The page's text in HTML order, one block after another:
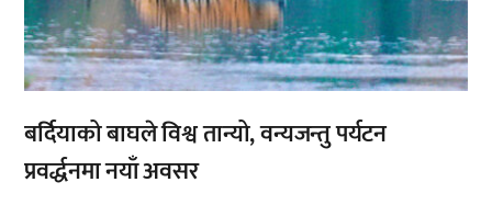
बर्दियाको बाघले विश्व तान्यो, वन्यजन्तु पर्यटन
प्रवर्द्धनमा नयाँ अवसर